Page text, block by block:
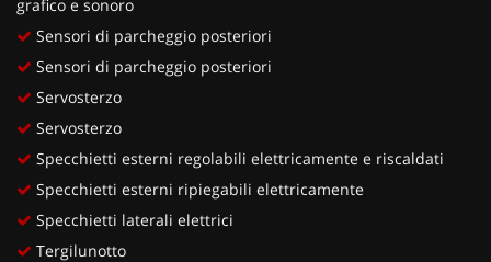
grafico e sonoro
Sensori di parcheggio posteriori
Sensori di parcheggio posteriori
Servosterzo
Servosterzo
Specchietti esterni regolabili elettricamente e riscaldati
Specchietti esterni ripiegabili elettricamente
Specchietti laterali elettrici
Tergilunotto